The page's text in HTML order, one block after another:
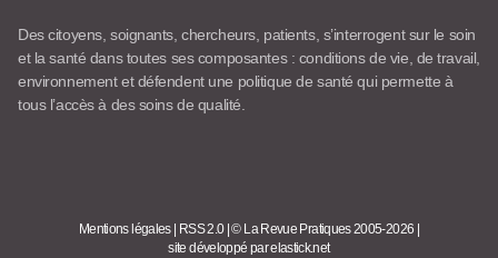
Des citoyens, soignants, chercheurs, patients, s’interrogent sur le soin
et la santé dans toutes ses composantes : conditions de vie, de travail,
environnement et défendent une politique de santé qui permette à
tous l’accès à des soins de qualité.
Mentions légales RSS 2.0 |© La Revue Pratiques 2005-2026
site développé par elastick.net